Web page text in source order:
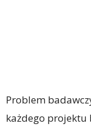
Problem
każdego projektu